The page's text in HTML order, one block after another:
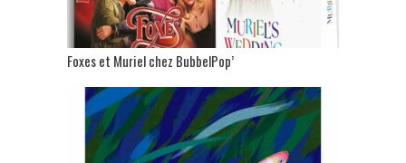
Foxes et Muriel chez BubbelPop’